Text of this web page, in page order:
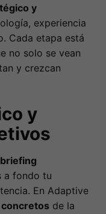
y
experiencia
Cada etapa está
no solo se vean
y crezcan
y
briefing
a fondo tu
En Adaptive
de la